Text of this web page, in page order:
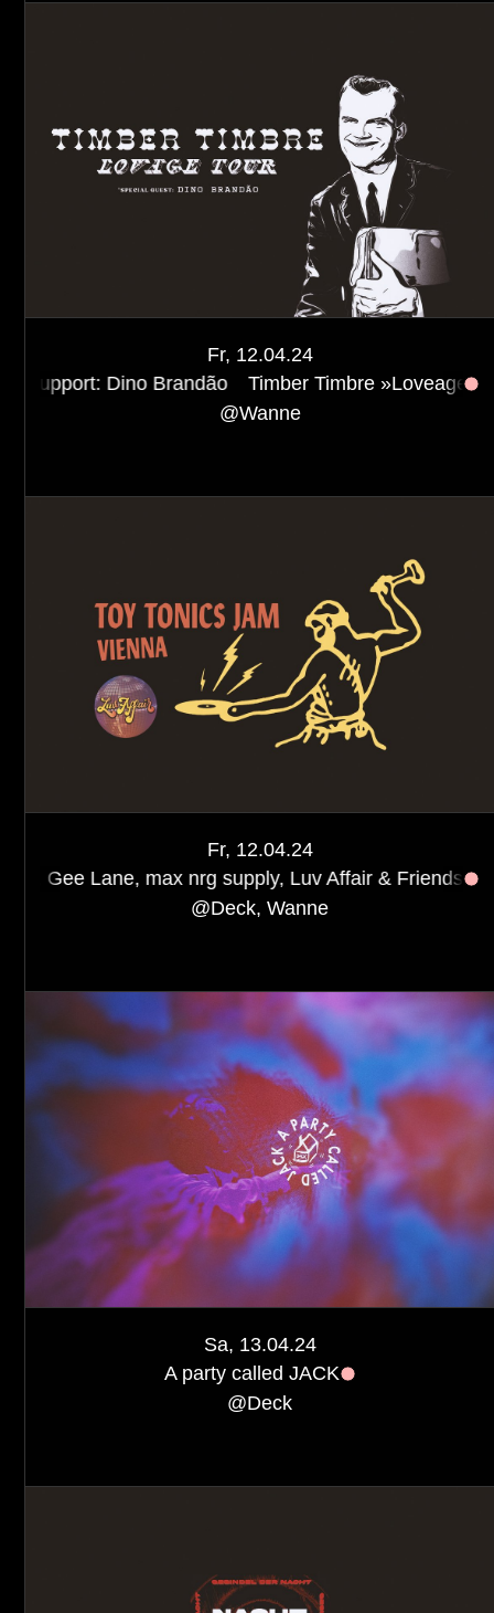
Fr, 12.04.24
Brandão
Timber Timbre »Loveage« Tour 2024.
@Wanne
Fr, 12.04.24
max nrg supply, Luv Affair & Friends
Toy Tonics
@Deck, Wanne
Sa, 13.04.24
A party called JACK
@Deck